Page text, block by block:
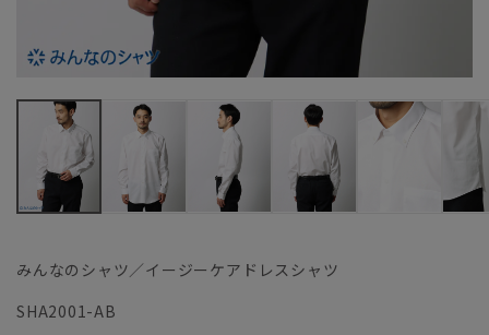
みんなのシャツ／イージーケアドレスシャツ
SHA2001-AB